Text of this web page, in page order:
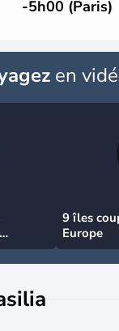
-5h00 (Paris)
en
9 îles
Europe